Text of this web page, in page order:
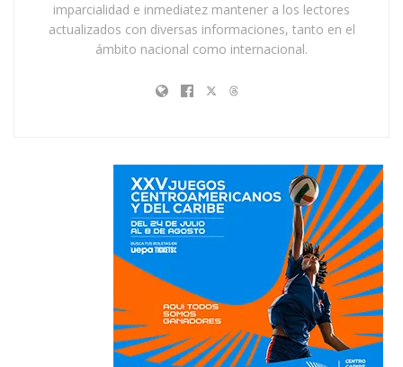
imparcialidad e inmediatez mantener a los lectores
actualizados con diversas informaciones, tanto en el
ámbito nacional como internacional.